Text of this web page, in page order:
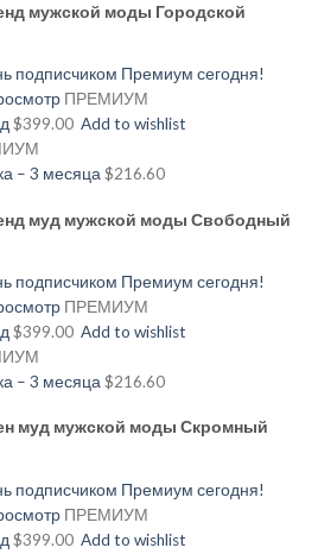
мужской моды Городской
подписчиком Премиум сегодня!
ПРЕМИУМ
$399.00 Add to wishlist
– 3 месяца$216.60
муд мужской моды Свободный
подписчиком Премиум сегодня!
ПРЕМИУМ
$399.00 Add to wishlist
– 3 месяца$216.60
муд мужской моды Скромный
подписчиком Премиум сегодня!
ПРЕМИУМ
$399.00 Add to wishlist